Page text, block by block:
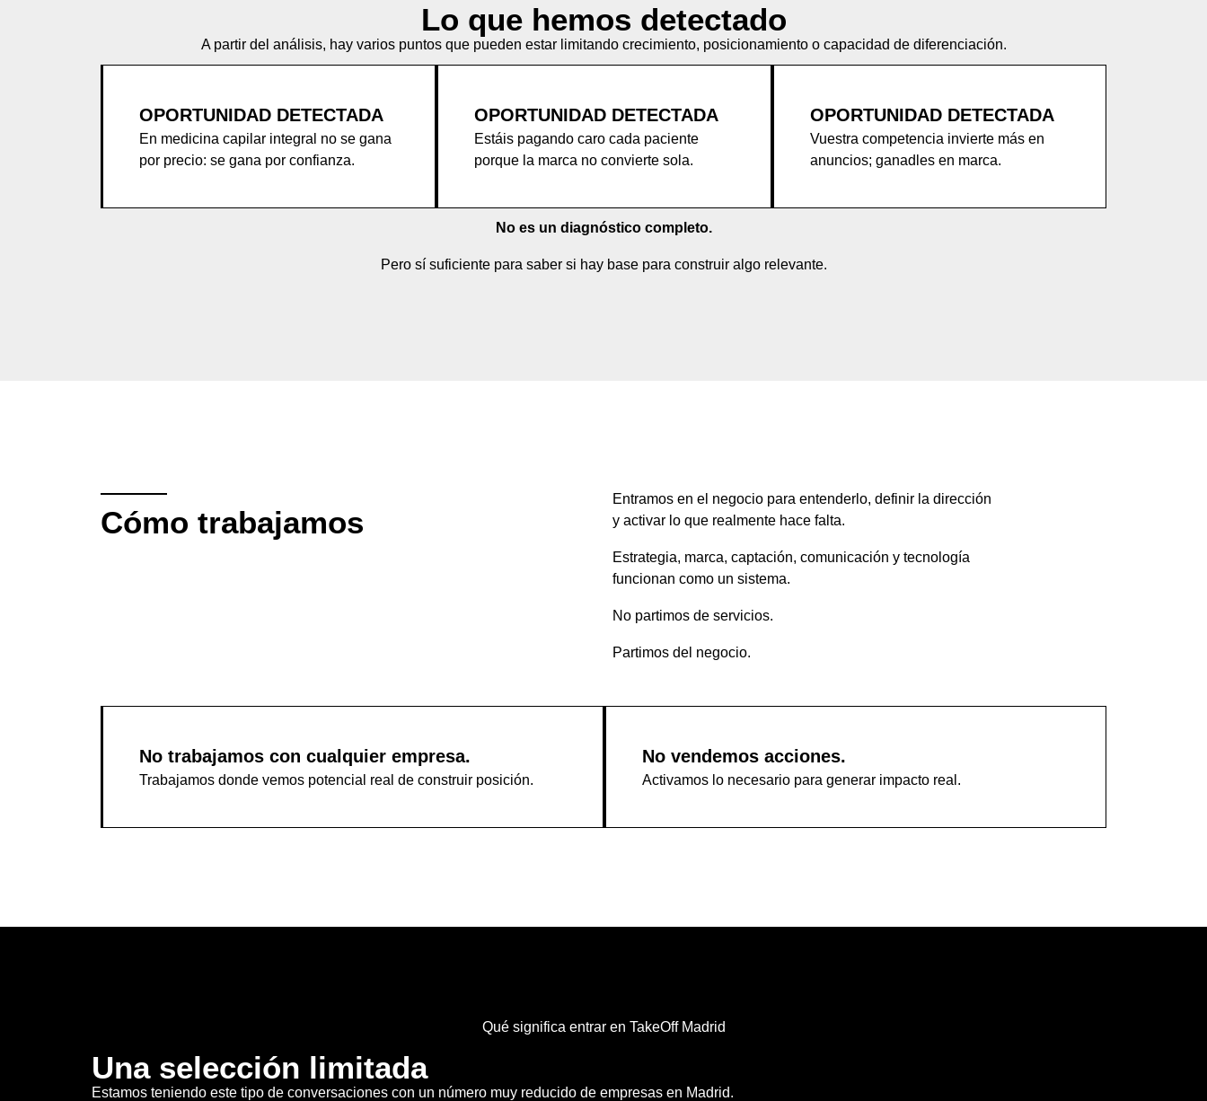
Lo que hemos detectado
A partir del análisis, hay varios puntos que pueden estar limitando crecimiento, posicionamiento o capacidad de diferenciación.
OPORTUNIDAD DETECTADA
En medicina capilar integral no se gana
por precio: se gana por confianza.
OPORTUNIDAD DETECTADA
Estáis pagando caro cada paciente
porque la marca no convierte sola.
OPORTUNIDAD DETECTADA
Vuestra competencia invierte más en
anuncios; ganadles en marca.
No es un diagnóstico completo.
Pero sí suficiente para saber si hay base para construir algo relevante.
Cómo trabajamos
Entramos en el negocio para entenderlo, definir la dirección
y activar lo que realmente hace falta.
Estrategia, marca, captación, comunicación y tecnología
funcionan como un sistema.
No partimos de servicios.
Partimos del negocio.
No trabajamos con cualquier empresa.
Trabajamos donde vemos potencial real de construir posición.
No vendemos acciones.
Activamos lo necesario para generar impacto real.
Qué significa entrar en TakeOff Madrid
Una selección limitada
Estamos teniendo este tipo de conversaciones con un número muy reducido de empresas en Madrid.